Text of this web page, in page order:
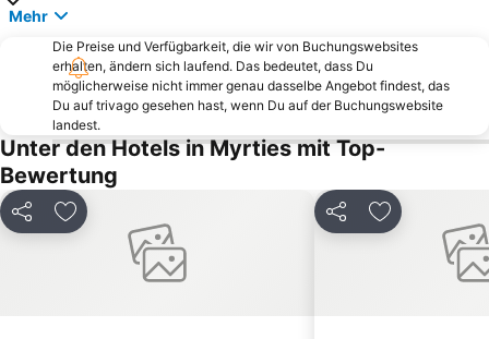
Golturkbuku Coast
Turgutreis Gunbatimi Public Beach
Karaincir Beach
D-Marin Turgutreis
Traditional Settlement of Pserimos
Ortakent Public Beach
Camel beach
Didimes Beach
Fantasia
Aquapark Bodrum
Bodrum Bus Terminal
Kantouni
Traditional Settlement of Lipsi
Mehr
Die Preise und Verfügbarkeit, die wir von Buchungswebsites
erhalten, ändern sich laufend. Das bedeutet, dass Du
möglicherweise nicht immer genau dasselbe Angebot findest, das
Du auf trivago gesehen hast, wenn Du auf der Buchungswebsite
landest.
Unter den Hotels in Myrties mit Top-
Bewertung
Teilen Zu Favoriten hinzufügen Teilen Zu Favoriten